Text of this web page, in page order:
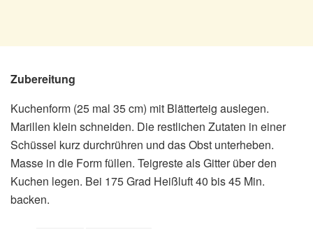
Zubereitung
Kuchenform (25 mal 35 cm) mit Blätterteig auslegen.
Marillen klein schneiden. Die restlichen Zutaten in einer
Schüssel kurz durchrühren und das Obst unterheben.
Masse in die Form füllen. Teigreste als Gitter über den
Kuchen legen. Bei 175 Grad Heißluft 40 bis 45 Min.
backen.